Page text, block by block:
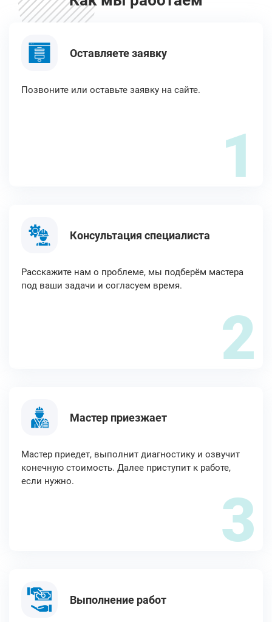
Оставляете заявку
Позвоните или оставьте заявку на сайте.
1
Консультация специалиста
Расскажите нам о проблеме, мы подберём мастера
под ваши задачи и согласуем время.
2
Мастер приезжает
Мастер приедет, выполнит диагностику и озвучит
конечную стоимость. Далее приступит к работе,
если нужно.
3
Выполнение работ